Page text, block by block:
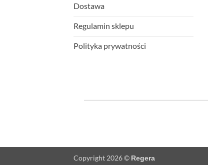
Dostawa
Regulamin sklepu
Polityka prywatności
Copyright 2026 © Regera